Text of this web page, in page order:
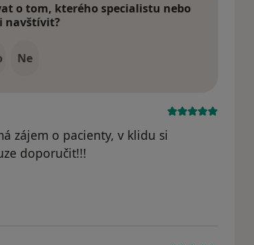
o tom, kterého specialistu nebo
navštívit?
Ne
zájem o pacienty, v klidu si
doporučit!!!
odstraněn